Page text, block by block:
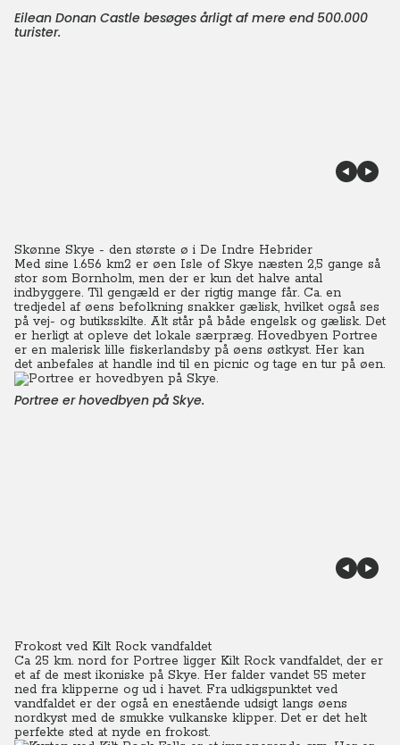
Eilean Donan Castle besøges årligt af mere end 500.000
turister.
Skønne Skye - den største ø i De Indre Hebrider
Med sine 1.656 km2 er øen Isle of Skye næsten 2,5 gange så
stor som Bornholm, men der er kun det halve antal
indbyggere. Til gengæld er der rigtig mange får. Ca. en
tredjedel af øens befolkning snakker gælisk, hvilket også ses
på vej- og butiksskilte. Alt står på både engelsk og gælisk. Det
er herligt at opleve det lokale særpræg. Hovedbyen Portree
er en malerisk lille fiskerlandsby på øens østkyst. Her kan
det anbefales at handle ind til en picnic og tage en tur på øen.
Portree er hovedbyen på Skye.
Frokost ved Kilt Rock vandfaldet
Ca 25 km. nord for Portree ligger Kilt Rock vandfaldet, der er
et af de mest ikoniske på Skye. Her falder vandet 55 meter
ned fra klipperne og ud i havet. Fra udkigspunktet ved
vandfaldet er der også en enestående udsigt langs øens
nordkyst med de smukke vulkanske klipper. Det er det helt
perfekte sted at nyde en frokost.